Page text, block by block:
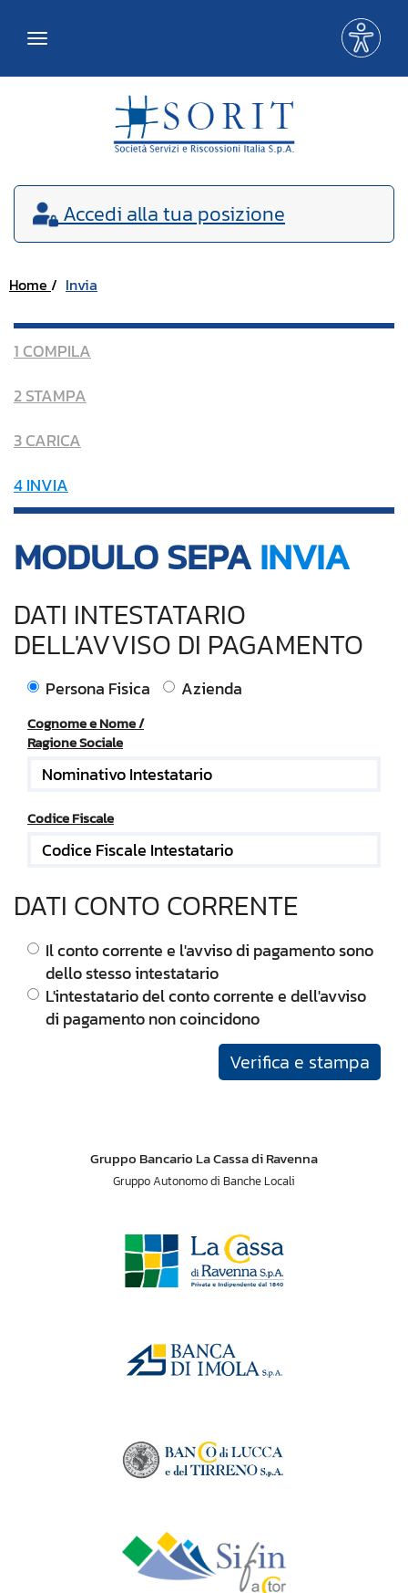
Toggle
Accedi alla tua posizione
Home Invia
1 COMPILA
2 STAMPA
3 CARICA
4 INVIA
MODULO SEPAINVIA
DATI INTESTATARIO
DELL'AVVISO DI PAGAMENTO
Persona Fisica Azienda
Cognome e Nome /
Ragione Sociale
Codice Fiscale
DATI CONTO CORRENTE
Il conto corrente e l'avviso di pagamento sono
dello stesso intestatario
L'intestatario del conto corrente e dell'avviso
di pagamento non coincidono
Verifica e stampa
Gruppo Bancario La Cassa di Ravenna
Gruppo Autonomo di Banche Locali